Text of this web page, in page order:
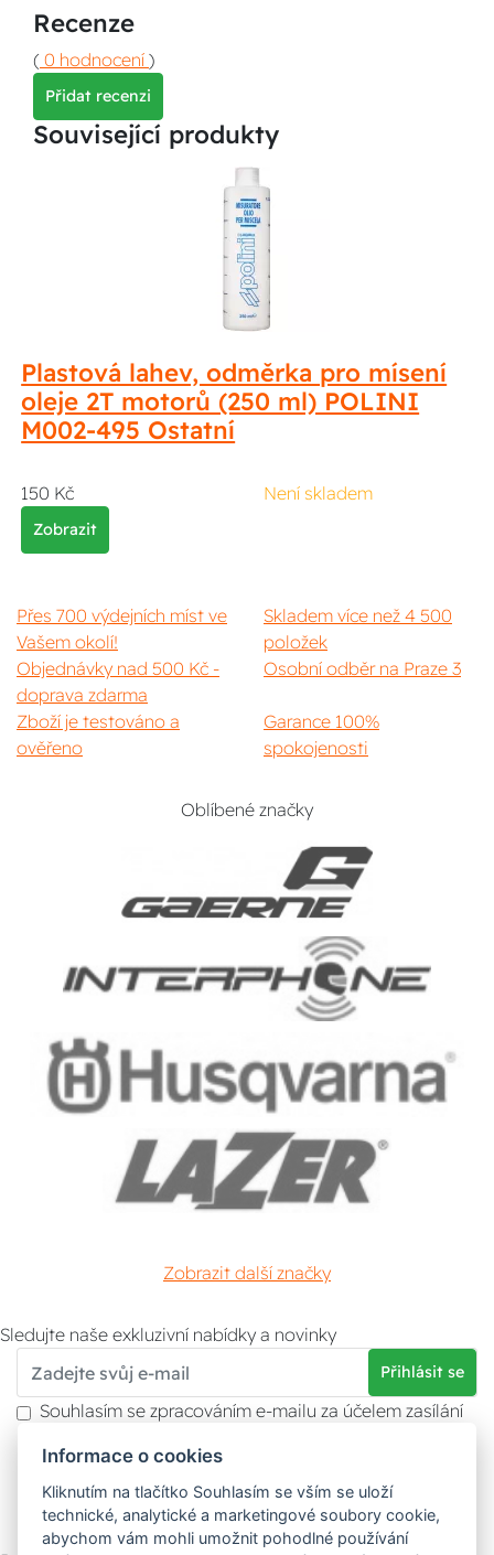
Recenze
( 0 hodnocení )
Přidat recenzi
Související produkty
Plastová lahev, odměrka pro mísení
oleje 2T motorů (250 ml) POLINI
M002-495 Ostatní
150 Kč Není skladem
Zobrazit
Přes 700 výdejních míst ve
Vašem okolí!
Skladem více než 4 500
položek
Objednávky nad 500 Kč -
doprava zdarma
Osobní odběr na Praze 3
Zboží je testováno a
ověřeno
Garance 100%
spokojenosti
Oblíbené značky
Zobrazit další značky
Sledujte naše exkluzivní nabídky a novinky
Přihlásit se
Souhlasím se zpracováním e-mailu za účelem zasílání
Více informací naleznete v
údajů . Souhlas můžete kdykoliv odvolat.
Informace o cookies
Kliknutím na tlačítko Souhlasím se vším se uloží
technické, analytické a marketingové soubory cookie,
abychom vám mohli umožnit pohodlné používání